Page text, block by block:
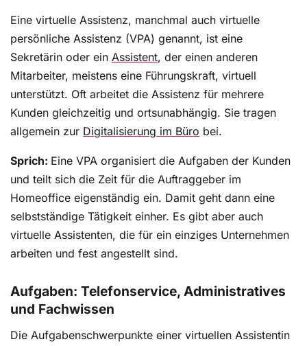
Eine virtuelle Assistenz, manchmal auch virtuelle
persönliche Assistenz (VPA) genannt, ist eine
Sekretärin oder ein Assistent, der einen anderen
Mitarbeiter, meistens eine Führungskraft, virtuell
unterstützt. Oft arbeitet die Assistenz für mehrere
Kunden gleichzeitig und ortsunabhängig. Sie tragen
allgemein zur Digitalisierung im Büro bei.
Sprich: Eine VPA organisiert die Aufgaben der Kunden
und teilt sich die Zeit für die Auftraggeber im
Homeoffice eigenständig ein. Damit geht dann eine
selbstständige Tätigkeit einher. Es gibt aber auch
virtuelle Assistenten, die für ein einziges Unternehmen
arbeiten und fest angestellt sind.
Aufgaben: Telefonservice, Administratives
und Fachwissen
Die Aufgabenschwerpunkte einer virtuellen Assistentin